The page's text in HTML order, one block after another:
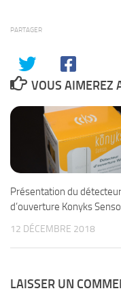
PARTAGER
VOUS AIMEREZ
Présentation du détecteur
d’ouverture Konyks Senso
12 DÉCEMBRE 2018
LAISSER UN